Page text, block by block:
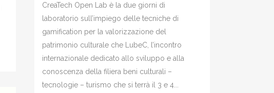
CreaTech Open Lab è la due giorni di
laboratorio sull’impiego delle tecniche di
gamification per la valorizzazione del
patrimonio culturale che LubeC, l’incontro
internazionale dedicato allo sviluppo e alla
conoscenza della filiera beni culturali –
tecnologie – turismo che si terrà il 3 e 4...